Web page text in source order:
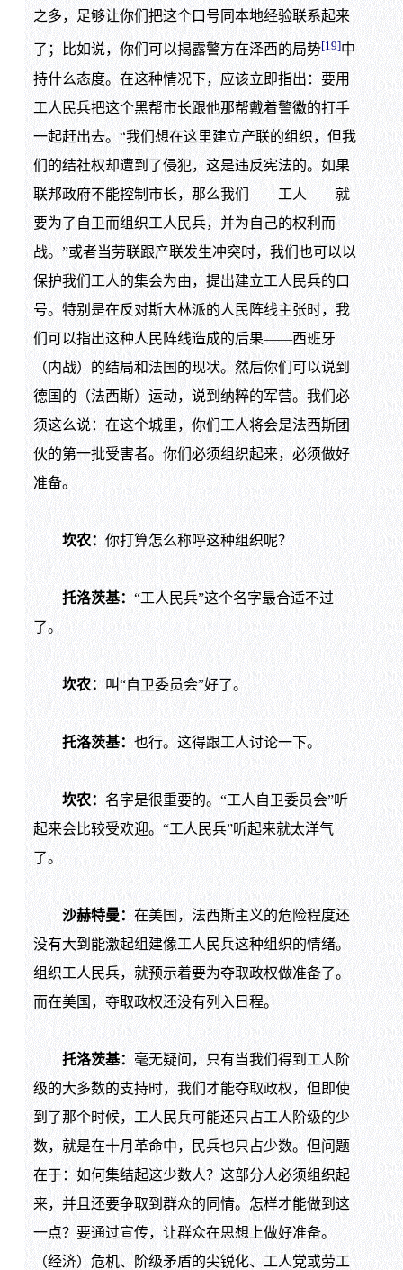
之多，足够让你们把这个口号同本地经验联系起来
了；比如说，你们可以揭露警方在泽西的局势[19]中
持什么态度。在这种情况下，应该立即指出：要用
工人民兵把这个黑帮市长跟他那帮戴着警徽的打手
一起赶出去。“我们想在这里建立产联的组织，但我
们的结社权却遭到了侵犯，这是违反宪法的。如果
联邦政府不能控制市长，那么我们——工人——就
要为了自卫而组织工人民兵，并为自己的权利而
战。”或者当劳联跟产联发生冲突时，我们也可以以
保护我们工人的集会为由，提出建立工人民兵的口
号。特别是在反对斯大林派的人民阵线主张时，我
们可以指出这种人民阵线造成的后果——西班牙
（内战）的结局和法国的现状。然后你们可以说到
德国的（法西斯）运动，说到纳粹的军营。我们必
须这么说：在这个城里，你们工人将会是法西斯团
伙的第一批受害者。你们必须组织起来，必须做好
准备。
坎农： 你打算怎么称呼这种组织呢？
托洛茨基： “工人民兵”这个名字最合适不过
了。
坎农： 叫“自卫委员会”好了。
托洛茨基： 也行。这得跟工人讨论一下。
坎农： 名字是很重要的。“工人自卫委员会”听
起来会比较受欢迎。“工人民兵”听起来就太洋气
了。
沙赫特曼： 在美国，法西斯主义的危险程度还
没有大到能激起组建像工人民兵这种组织的情绪。
组织工人民兵，就预示着要为夺取政权做准备了。
而在美国，夺取政权还没有列入日程。
托洛茨基： 毫无疑问，只有当我们得到工人阶
级的大多数的支持时，我们才能夺取政权，但即使
到了那个时候，工人民兵可能还只占工人阶级的少
数，就是在十月革命中，民兵也只占少数。但问题
在于：如何集结起这少数人？这部分人必须组织起
来，并且还要争取到群众的同情。怎样才能做到这
一点？要通过宣传，让群众在思想上做好准备。
（经济）危机、阶级矛盾的尖锐化、工人党或劳工